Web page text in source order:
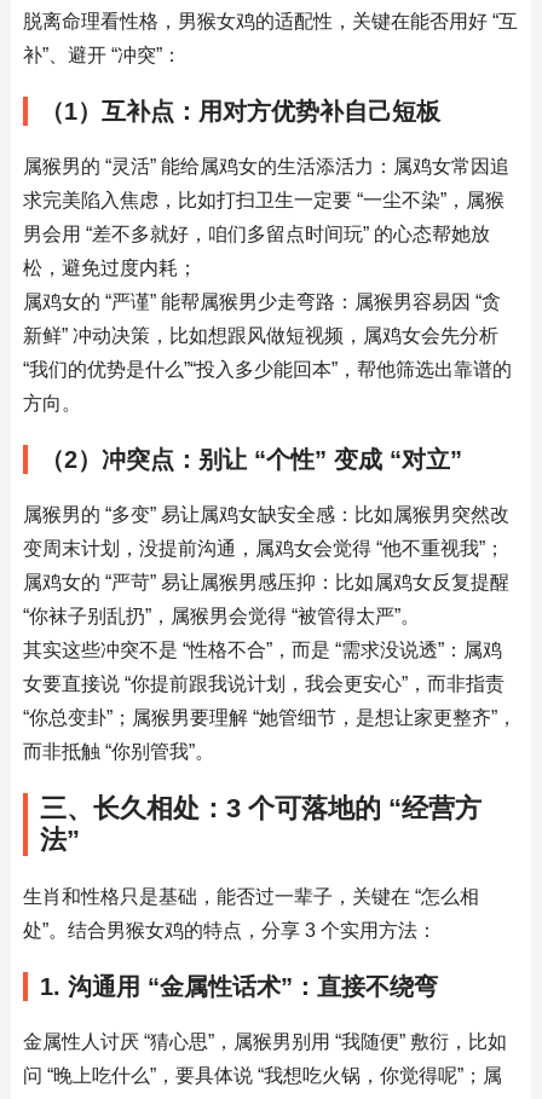
脱离命理看性格，男猴女鸡的适配性，关键在能否用好 “互
补”、避开 “冲突”：
（1）互补点：用对方优势补自己短板
属猴男的 “灵活” 能给属鸡女的生活添活力：属鸡女常因追
求完美陷入焦虑，比如打扫卫生一定要 “一尘不染”，属猴
男会用 “差不多就好，咱们多留点时间玩” 的心态帮她放
松，避免过度内耗；
属鸡女的 “严谨” 能帮属猴男少走弯路：属猴男容易因 “贪
新鲜” 冲动决策，比如想跟风做短视频，属鸡女会先分析
“我们的优势是什么”“投入多少能回本”，帮他筛选出靠谱的
方向。
（2）冲突点：别让 “个性” 变成 “对立”
属猴男的 “多变” 易让属鸡女缺安全感：比如属猴男突然改
变周末计划，没提前沟通，属鸡女会觉得 “他不重视我”；
属鸡女的 “严苛” 易让属猴男感压抑：比如属鸡女反复提醒
“你袜子别乱扔”，属猴男会觉得 “被管得太严”。
其实这些冲突不是 “性格不合”，而是 “需求没说透”：属鸡
女要直接说 “你提前跟我说计划，我会更安心”，而非指责
“你总变卦”；属猴男要理解 “她管细节，是想让家更整齐”，
而非抵触 “你别管我”。
三、长久相处：3 个可落地的 “经营方
法”
生肖和性格只是基础，能否过一辈子，关键在 “怎么相
处”。结合男猴女鸡的特点，分享 3 个实用方法：
1. 沟通用 “金属性话术”：直接不绕弯
金属性人讨厌 “猜心思”，属猴男别用 “我随便” 敷衍，比如
问 “晚上吃什么”，要具体说 “我想吃火锅，你觉得呢”；属